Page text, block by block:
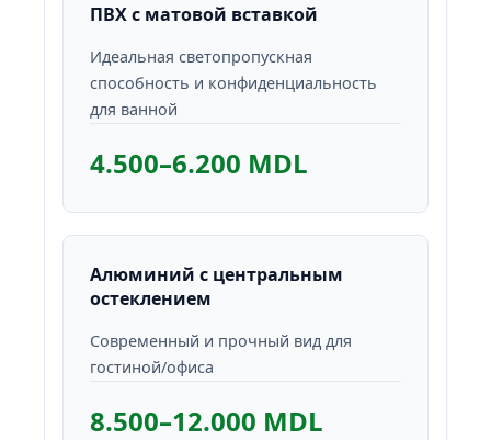
ПВХ с матовой вставкой
Идеальная светопропускная
способность и конфиденциальность
для ванной
4.500–6.200 MDL
Алюминий с центральным
остеклением
Современный и прочный вид для
гостиной/офиса
8.500–12.000 MDL